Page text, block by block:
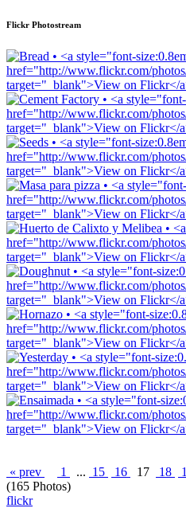
Flickr Photostream
« prev 1 ... 15 16 17 18
(165 Photos)
flickr